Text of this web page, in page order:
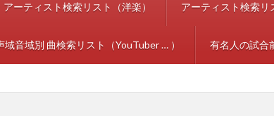
アーティスト検索リスト（洋楽） アーティスト検索リ
域音域別 曲検索リスト（YouTuber … ） 有名人の試合